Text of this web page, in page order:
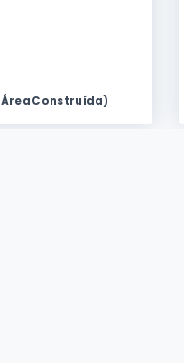
Área Construída)